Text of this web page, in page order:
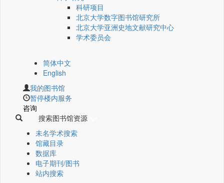
科研项目
北京大学数字图书馆研究所
北京大学亚洲史地文献研究中心
学术委员会
简体中文
English
我的图书馆
暂停楼内服务
咨询
搜索图书馆资源
未名学术搜索
馆藏目录
数据库
电子期刊/图书
站内搜索